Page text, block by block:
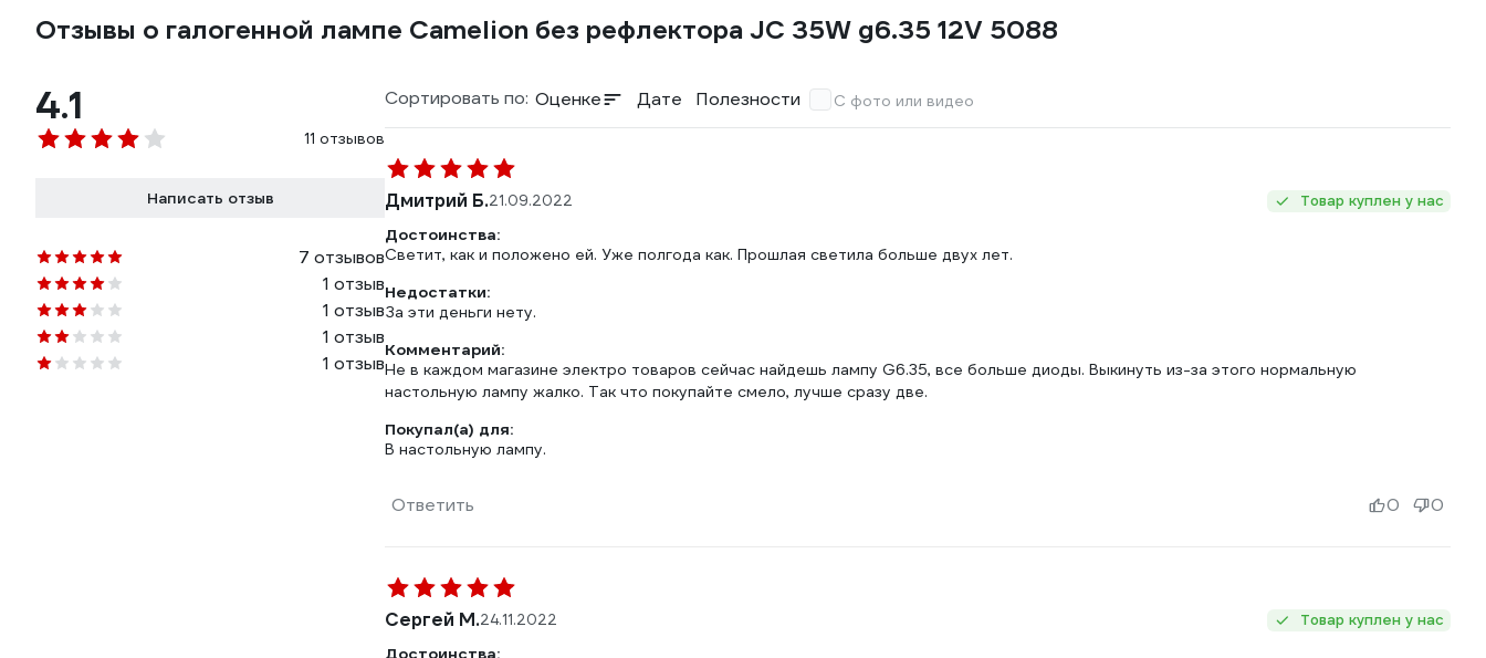
Отзывы о галогенной лампе Camelion без рефлектора JC 35W g6.35 12V 5088
4.1
11 отзывов
Написать отзыв
7 отзывов
1 отзыв
1 отзыв
1 отзыв
1 отзыв
Сортировать по: Оценке Дате Полезности С фото или видео
Дмитрий Б.21.09.2022 Товар куплен у нас
Достоинства:
Светит, как и положено ей. Уже полгода как. Прошлая светила больше двух лет.
Недостатки:
За эти деньги нету.
Комментарий:
Не в каждом магазине электро товаров сейчас найдешь лампу G6.35, все больше диоды. Выкинуть из-за этого нормальную
настольную лампу жалко. Так что покупайте смело, лучше сразу две.
Покупал(а) для:
В настольную лампу.
Ответить 0 0
Сергей М.24.11.2022 Товар куплен у нас
Достоинства: